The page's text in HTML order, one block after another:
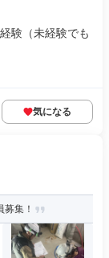
験（未経験でも
気になる
集！